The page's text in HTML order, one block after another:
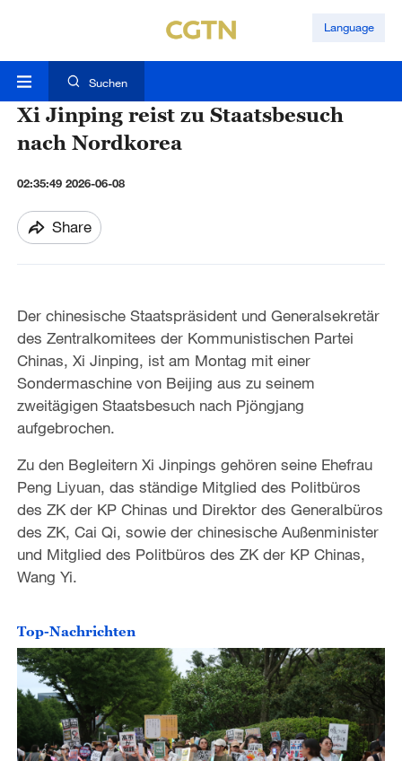
Language
Suchen
Xi Jinping reist zu Staatsbesuch
nach Nordkorea
02:35:49 2026-06-08
Share
Der chinesische Staatspräsident und Generalsekretär
des Zentralkomitees der Kommunistischen Partei
Chinas, Xi Jinping, ist am Montag mit einer
Sondermaschine von Beijing aus zu seinem
zweitägigen Staatsbesuch nach Pjöngjang
aufgebrochen.
Zu den Begleitern Xi Jinpings gehören seine Ehefrau
Peng Liyuan, das ständige Mitglied des Politbüros
des ZK der KP Chinas und Direktor des Generalbüros
des ZK, Cai Qi, sowie der chinesische Außenminister
und Mitglied des Politbüros des ZK der KP Chinas,
Wang Yi.
Top-Nachrichten